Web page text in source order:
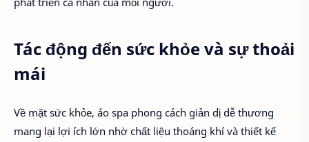
Tác động đến sức khỏe và sự thoải
mái
Về mặt sức khỏe, áo spa phong cách giản dị dễ thương
mang lại lợi ích lớn nhờ chất liệu thoáng khí và thiết kế